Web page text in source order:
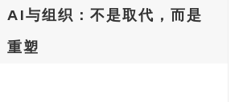
AI与组织：不是取代，而是
重塑